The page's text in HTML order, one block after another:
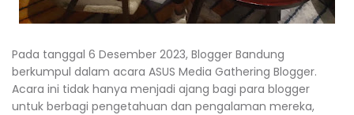
Pada tanggal 6 Desember 2023, Blogger Bandung
berkumpul dalam acara ASUS Media Gathering Blogger.
Acara ini tidak hanya menjadi ajang bagi para blogger
untuk berbagi pengetahuan dan pengalaman mereka,